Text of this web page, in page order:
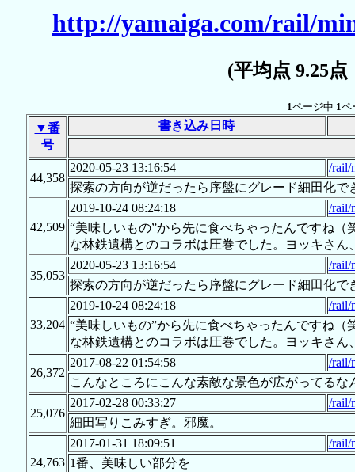
http://yamaiga.com/rail/
(平均点 9.25
1ページ中 1ペ
▼番
号
書き込み日時
44,358
2020-05-23 13:16:54
/rail/
探索の方向が逆だったら序盤にグレード細田化
42,509
2019-10-24 08:24:18
/rail/
“美味しいもの”から先に食べちゃったんですね
な林鉄遺構とのコラボは圧巻でした。ヨッキさ
35,053
2020-05-23 13:16:54
/rail/
探索の方向が逆だったら序盤にグレード細田化
33,204
2019-10-24 08:24:18
/rail/
“美味しいもの”から先に食べちゃったんですね
な林鉄遺構とのコラボは圧巻でした。ヨッキさ
26,372
2017-08-22 01:54:58
/rail/
こんなところにこんな素敵な景色が広がってる
25,076
2017-02-28 00:33:27
/rail/
細田写りこみすぎ。邪魔。
24,763
2017-01-31 18:09:51
/rail/
1番、美味しい部分を